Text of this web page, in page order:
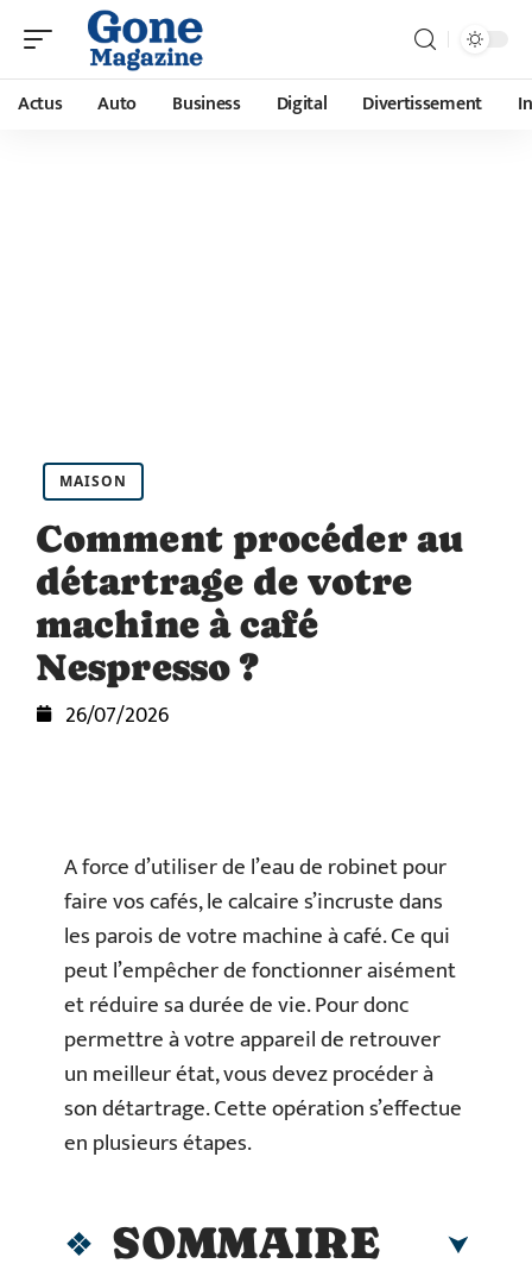
Actus Auto Business Digital Divertissement
MAISON
Comment procéder au
détartrage de votre
machine à café
Nespresso ?
26/07/2026
A force d’utiliser de l’eau de robinet pour
faire vos cafés, le calcaire s’incruste dans
les parois de votre machine à café. Ce qui
peut l’empêcher de fonctionner aisément
et réduire sa durée de vie. Pour donc
permettre à votre appareil de retrouver
un meilleur état, vous devez procéder à
son détartrage. Cette opération s’effectue
en plusieurs étapes.
SOMMAIRE